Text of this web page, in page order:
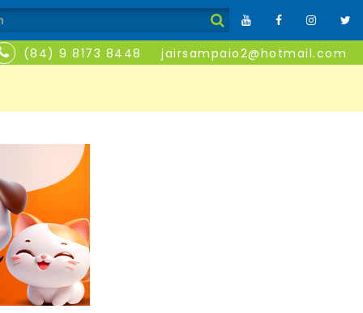
(84) 9 8173 8448 jairsampaio2@hotmail.com